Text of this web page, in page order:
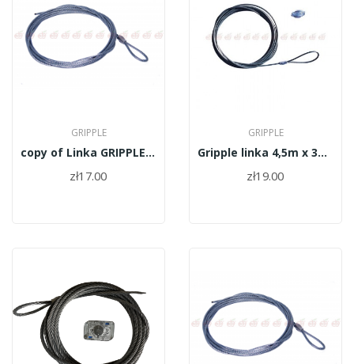
GRIPPLE
copy of Linka GRIPPLE długa 6,5m x 4mm
zł17.00
GRIPPLE
Gripple linka 4,5m x 3mm - zestaw do mocowania...
zł19.00